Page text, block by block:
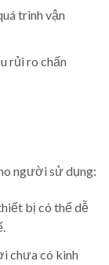
trình vận
rủi ro chấn
người sử dụng:
bị có thể dễ
chưa có kinh